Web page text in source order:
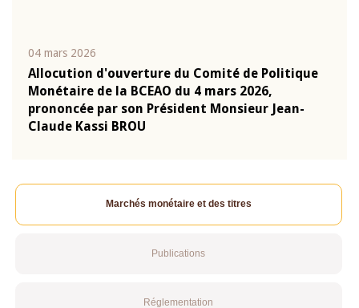
04 mars 2026
Allocution d'ouverture du Comité de Politique
Monétaire de la BCEAO du 4 mars 2026,
prononcée par son Président Monsieur Jean-
Claude Kassi BROU
Marchés monétaire et des titres
Publications
Réglementation